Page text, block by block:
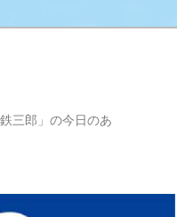
三郎」の今日のあ